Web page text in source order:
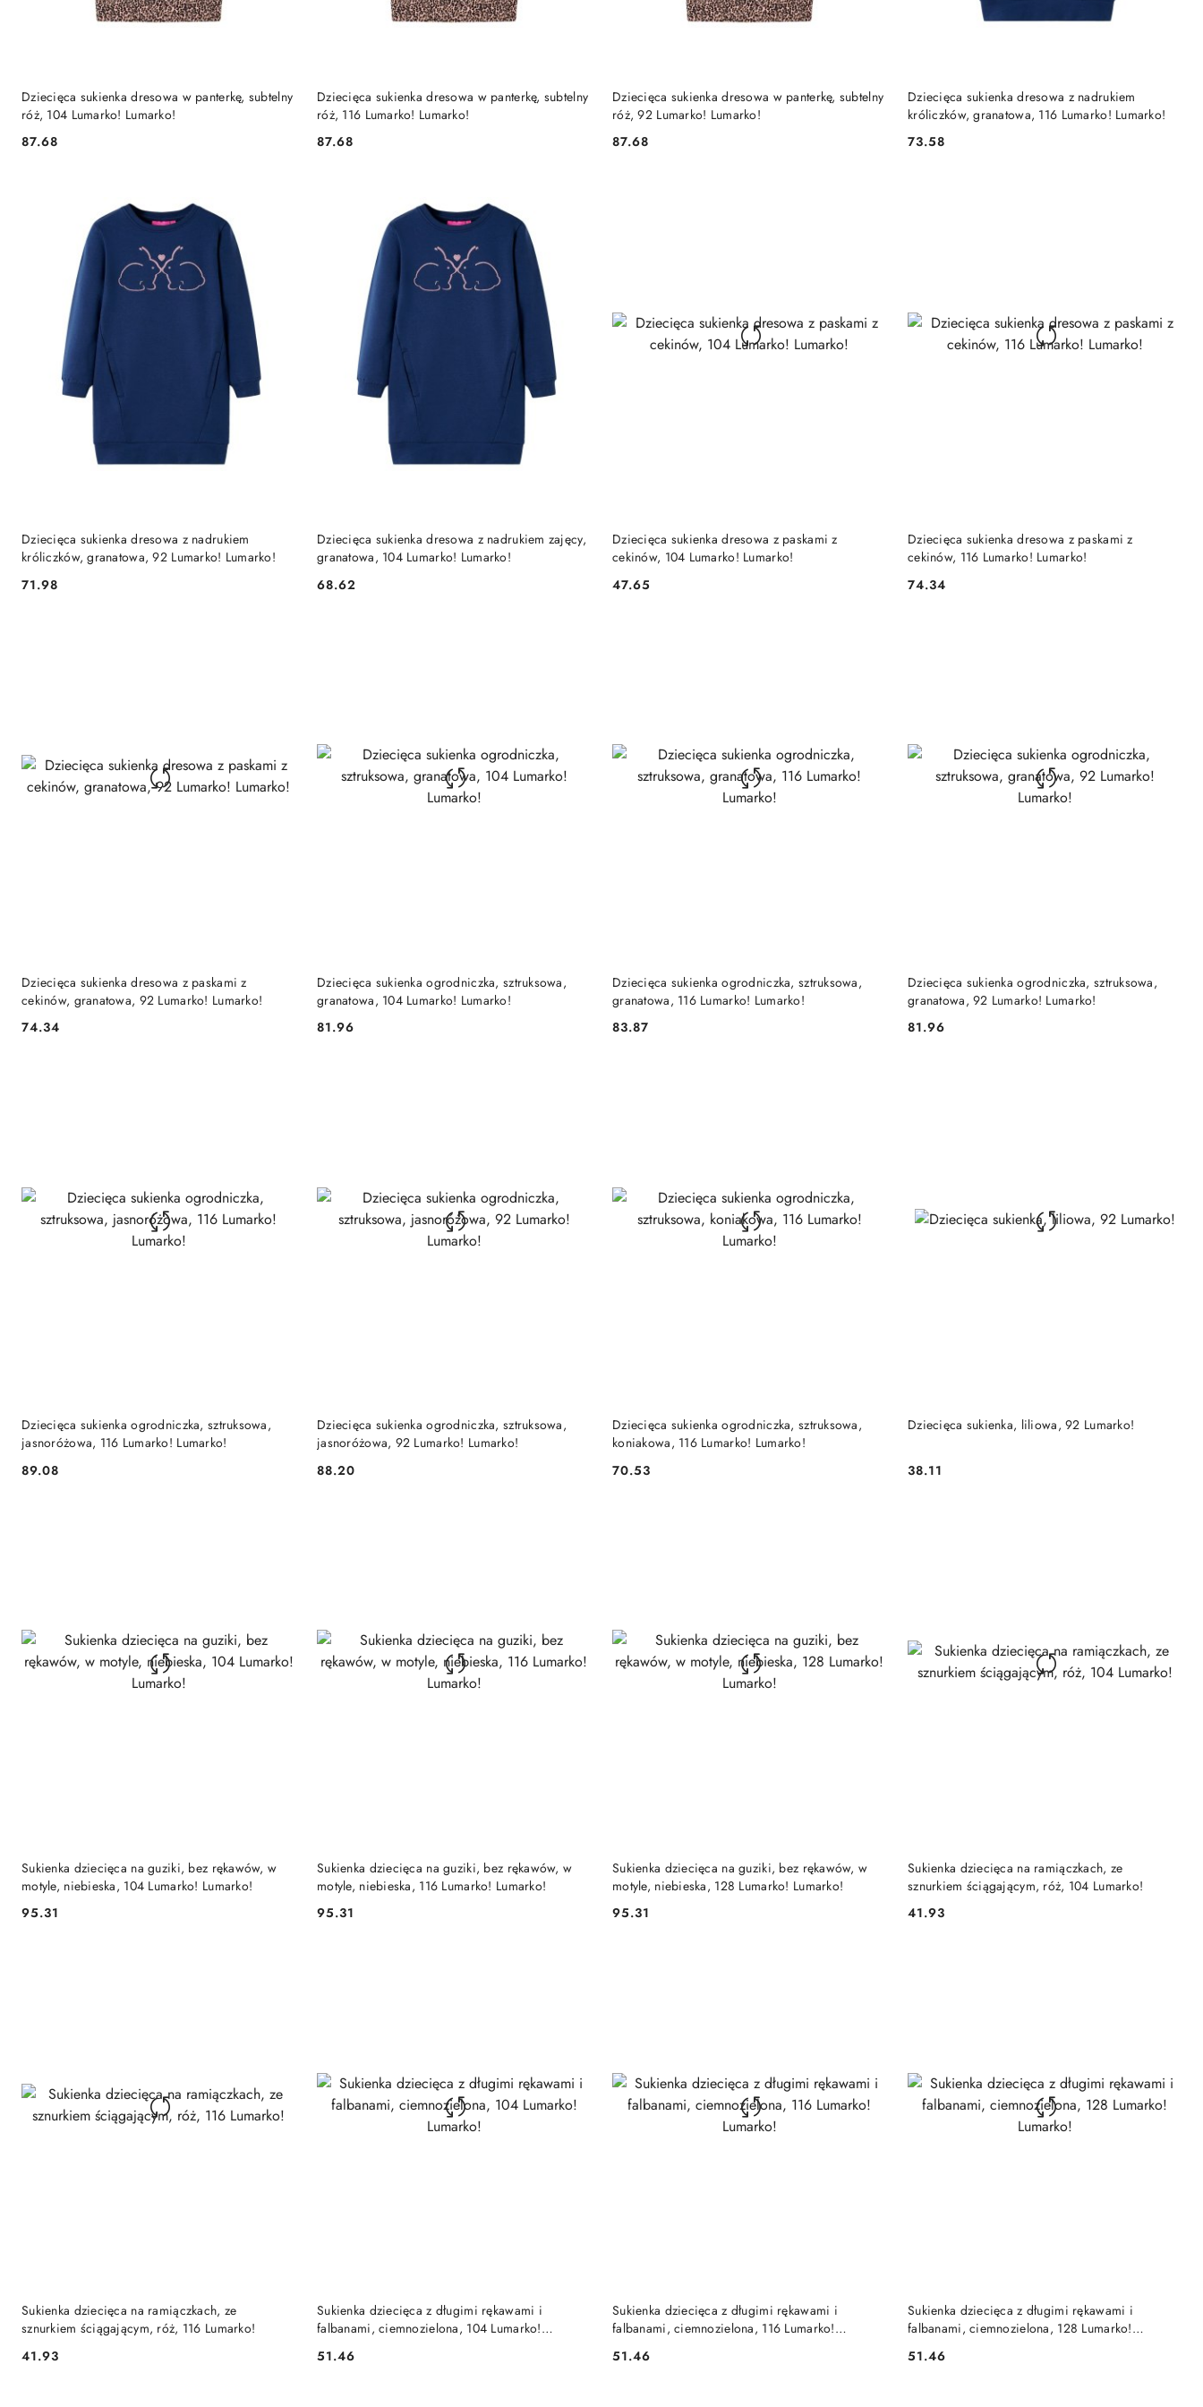
Dziecięca sukienka dresowa w panterkę, subtelny
róż, 104 Lumarko! Lumarko!
Cena:
87.68
DO KOSZYKA
Dziecięca sukienka dresowa w panterkę, subtelny
róż, 116 Lumarko! Lumarko!
Cena:
87.68
DO KOSZYKA
Dziecięca sukienka dresowa w panterkę, subtelny
róż, 92 Lumarko! Lumarko!
Cena:
87.68
DO KOSZYKA
Dziecięca sukienka dresowa z nadrukiem
króliczków, granatowa, 116 Lumarko! Lumarko!
Cena:
73.58
DO KOSZYKA
Dziecięca sukienka dresowa z nadrukiem
króliczków, granatowa, 92 Lumarko! Lumarko!
Cena:
71.98
DO KOSZYKA
Dziecięca sukienka dresowa z nadrukiem zajęcy,
granatowa, 104 Lumarko! Lumarko!
Cena:
68.62
DO KOSZYKA
Dziecięca sukienka dresowa z paskami z
cekinów, 104 Lumarko! Lumarko!
Cena:
47.65
DO KOSZYKA
Dziecięca sukienka dresowa z paskami z
cekinów, 116 Lumarko! Lumarko!
Cena:
74.34
DO KOSZYKA
Dziecięca sukienka dresowa z paskami z
cekinów, granatowa, 92 Lumarko! Lumarko!
Cena:
74.34
DO KOSZYKA
Dziecięca sukienka ogrodniczka, sztruksowa,
granatowa, 104 Lumarko! Lumarko!
Cena:
81.96
DO KOSZYKA
Dziecięca sukienka ogrodniczka, sztruksowa,
granatowa, 116 Lumarko! Lumarko!
Cena:
83.87
DO KOSZYKA
Dziecięca sukienka ogrodniczka, sztruksowa,
granatowa, 92 Lumarko! Lumarko!
Cena:
81.96
DO KOSZYKA
Dziecięca sukienka ogrodniczka, sztruksowa,
jasnoróżowa, 116 Lumarko! Lumarko!
Cena:
89.08
DO KOSZYKA
Dziecięca sukienka ogrodniczka, sztruksowa,
jasnoróżowa, 92 Lumarko! Lumarko!
Cena:
88.20
DO KOSZYKA
Dziecięca sukienka ogrodniczka, sztruksowa,
koniakowa, 116 Lumarko! Lumarko!
Cena:
70.53
DO KOSZYKA Dziecięca sukienka, liliowa, 92 Lumarko!
Cena:
38.11
DO KOSZYKA
Sukienka dziecięca na guziki, bez rękawów, w
motyle, niebieska, 104 Lumarko! Lumarko!
Cena:
95.31
DO KOSZYKA
Sukienka dziecięca na guziki, bez rękawów, w
motyle, niebieska, 116 Lumarko! Lumarko!
Cena:
95.31
DO KOSZYKA
Sukienka dziecięca na guziki, bez rękawów, w
motyle, niebieska, 128 Lumarko! Lumarko!
Cena:
95.31
DO KOSZYKA
Sukienka dziecięca na ramiączkach, ze
sznurkiem ściągającym, róż, 104 Lumarko!
Cena:
41.93
DO KOSZYKA
Sukienka dziecięca na ramiączkach, ze
sznurkiem ściągającym, róż, 116 Lumarko!
Cena:
41.93
DO KOSZYKA
Sukienka dziecięca z długimi rękawami i
falbanami, ciemnozielona, 104 Lumarko!
Cena:
51.46
DO KOSZYKA
Sukienka dziecięca z długimi rękawami i
falbanami, ciemnozielona, 116 Lumarko!
Cena:
51.46
DO KOSZYKA
Sukienka dziecięca z długimi rękawami i
falbanami, ciemnozielona, 128 Lumarko!
Cena:
51.46
DO KOSZYKA